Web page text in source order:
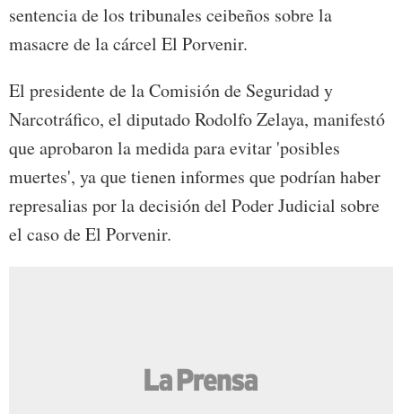
sentencia de los tribunales ceibeños sobre la
masacre de la cárcel El Porvenir.
El presidente de la Comisión de Seguridad y
Narcotráfico, el diputado Rodolfo Zelaya, manifestó
que aprobaron la medida para evitar 'posibles
muertes', ya que tienen informes que podrían haber
represalias por la decisión del Poder Judicial sobre
el caso de El Porvenir.